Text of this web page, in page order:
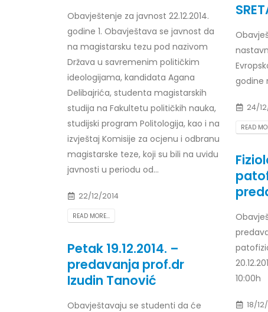
godine
24/
READ
Obavještenje za javnost 22.12.2014.
godine 1. Obavještava se javnost da
na magistarsku tezu pod nazivom
Država u savremenim političkim
ideologijama, kandidata Agana
Delibajrića, studenta magistarskih
studija na Fakultetu političkih nauka,
studijski program Politologija, kao i na
izvještaj Komisije za ocjenu i odbranu
magistarske teze, koji su bili na uvidu
javnosti u periodu od...
22/12/2014
READ MORE...
10:00h
18/
Petak 19.12.2014. –
predavanja prof.dr
Izudin Tanović
Obavještavaju se studenti da će